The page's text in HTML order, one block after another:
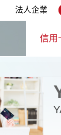
法人企業
信用